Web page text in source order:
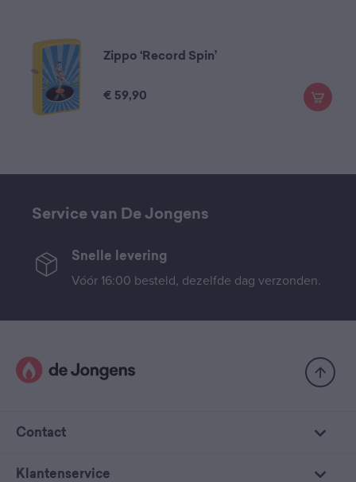
Zippo ‘Record Spin’
€ 59,90
Service van De Jongens
Snelle levering
Vóór 16:00 besteld, dezelfde dag verzonden.
Contact
Klantenservice